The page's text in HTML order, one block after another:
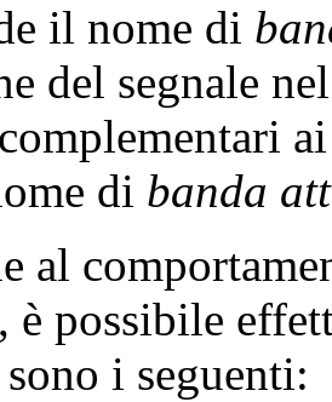
il nome di
del segnale
di banda
al
è possibile
i seguenti: